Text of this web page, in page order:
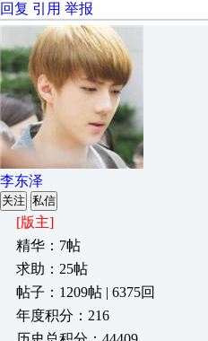
回复 引用 举报
李东泽
关注 私信
[版主]
精华：7帖
求助：25帖
帖子：1209帖 | 6375回
年度积分：216